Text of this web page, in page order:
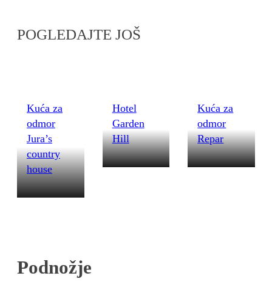
POGLEDAJTE JOŠ
Kuća za
odmor
Jura’s
country
house
Hotel
Garden
Hill
Kuća za
odmor
Repar
Podnožje